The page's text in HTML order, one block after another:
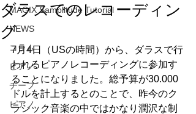
MAGIX Samplitude Tutorial
NEWS
コラム
ピアノ
チーフ
ピアノ
ダラスでのレコーディン
グ
7月4日（USの時間）から、ダラスで行
われるピアノレコーディングに参加す
ることになりました。総予算が30.000
ドルを計上するとのことで、昨今のク
ラシック音楽の中ではかなり潤沢な制